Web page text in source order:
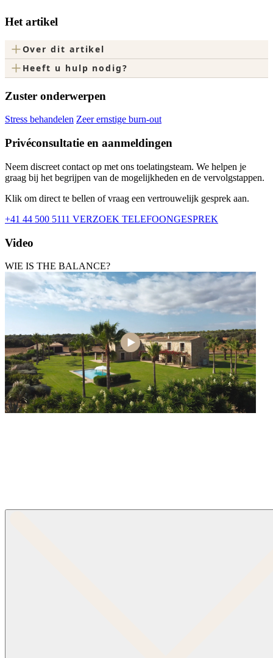
Het artikel
+Over dit artikel
+ Heeft u hulp nodig?
Zuster onderwerpen
Stress behandelen Zeer ernstige burn-out
Privéconsultatie en aanmeldingen
Neem discreet contact op met ons toelatingsteam. We helpen je
graag bij het begrijpen van de mogelijkheden en de vervolgstappen.
Klik om direct te bellen of vraag een vertrouwelijk gesprek aan.
+41 44 500 5111 VERZOEK TELEFOONGESPREK
Video
WIE IS THE BALANCE?